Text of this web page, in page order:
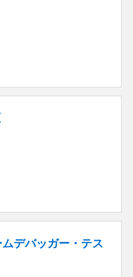
デバッガー・テス